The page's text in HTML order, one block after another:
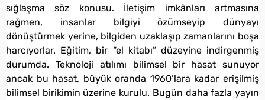
sığlaşma söz konusu. İletişim imkânları artmasına
rağmen, insanlar bilgiyi özümseyip dünyayı
dönüştürmek yerine, bilgiden uzaklaşıp zamanlarını boşa
harcıyorlar. Eğitim, bir “el kitabı” düzeyine indirgenmiş
durumda. Teknoloji atılımı bilimsel bir hasat sunuyor
ancak bu hasat, büyük oranda 1960’lara kadar erişilmiş
bilimsel birikimin üzerine kurulu. Bugün daha fazla yayın